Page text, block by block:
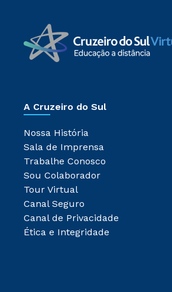
A Cruzeiro do Sul
Nossa História
Sala de Imprensa
Trabalhe Conosco
Sou Colaborador
Tour Virtual
Canal Seguro
Canal de Privacidade
Ética e Integridade